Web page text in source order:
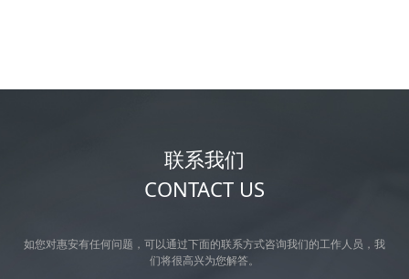
联系我们
CONTACT US
如您对惠安有任何问题，可以通过下面的联系方式咨询我们的工作人员，我
们将很高兴为您解答。